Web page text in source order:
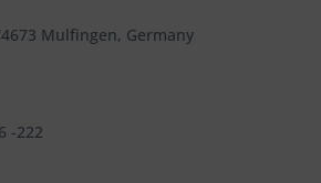
Mulfingen, Germany
-222